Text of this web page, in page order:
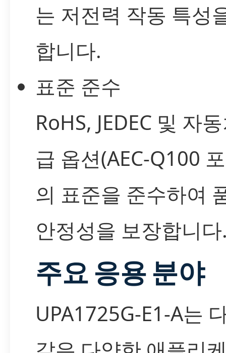
는 저전력 작동 특성
합니다.
표준 준수
RoHS, JEDEC 및 자
급 옵션(AEC-Q100
의 표준을 준수하여
안정성을 보장합니
주요 응용 분야
UPA1725G-E1-A는